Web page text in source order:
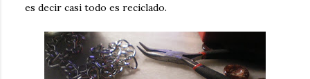
es decir casi todo es reciclado.